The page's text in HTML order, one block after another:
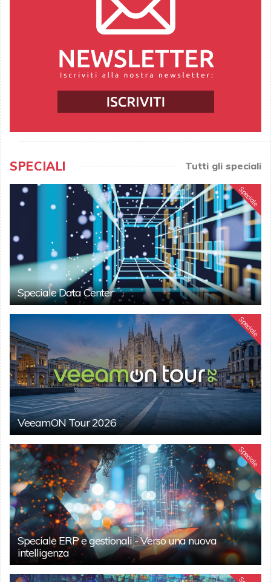
SPECIALI Tutti gli speciali
Speciale
Speciale Data Center
Speciale
VeeamON Tour 2026
Speciale
Speciale ERP e gestionali - Verso una nuova
intelligenza